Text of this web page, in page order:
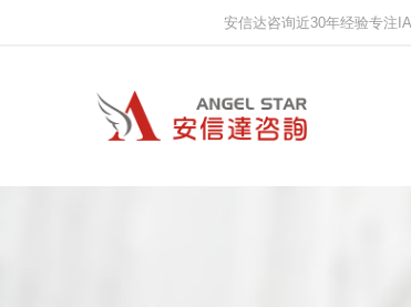
安信达咨询近30年经验专注